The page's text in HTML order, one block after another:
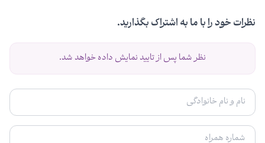
نظرات خود را با ما به اشتراک بگذارید.
نظر شما پس از تایید نمایش داده خواهد شد.